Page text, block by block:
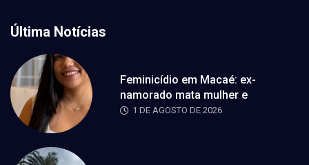
Última Notícias
Feminicídio em Macaé: ex-
namorado mata mulher e
1 DE AGOSTO DE 2026